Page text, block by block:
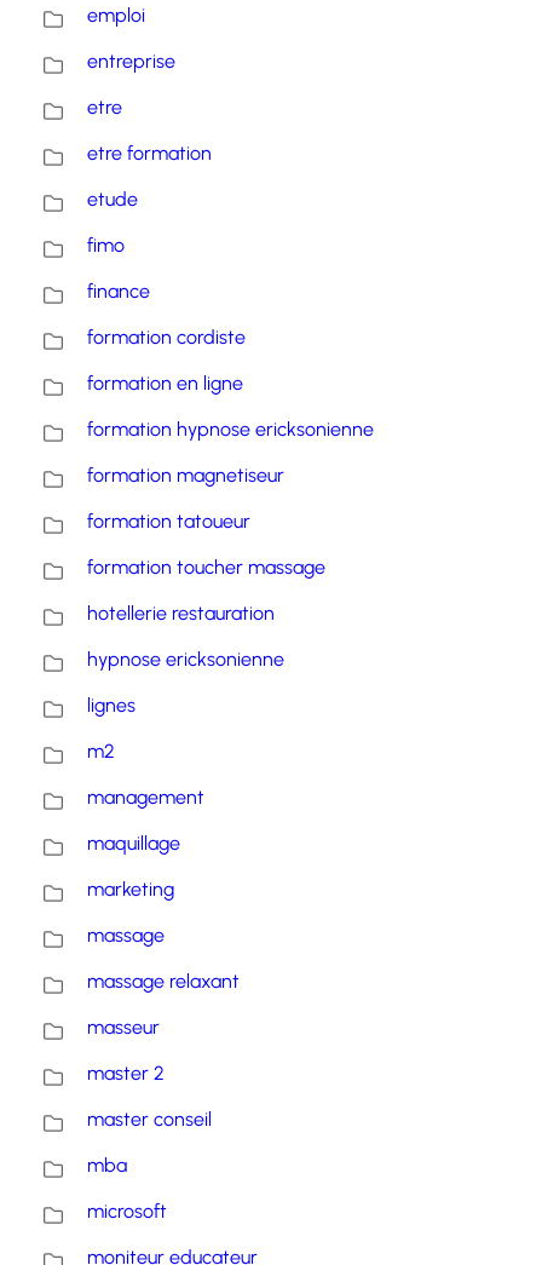
emploi
entreprise
etre
etre formation
etude
fimo
finance
formation cordiste
formation en ligne
formation hypnose ericksonienne
formation magnetiseur
formation tatoueur
formation toucher massage
hotellerie restauration
hypnose ericksonienne
lignes
m2
management
maquillage
marketing
massage
massage relaxant
masseur
master 2
master conseil
mba
microsoft
moniteur educateur